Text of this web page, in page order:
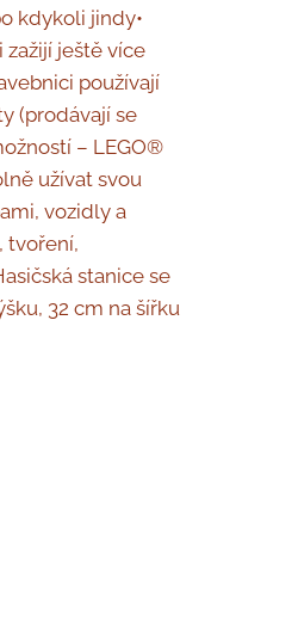
kdykoli jindy•
ještě více
používají
(prodávají se
– LEGO®
užívat svou
vozidly a
tvoření,
stanice se
32 cm na šířku